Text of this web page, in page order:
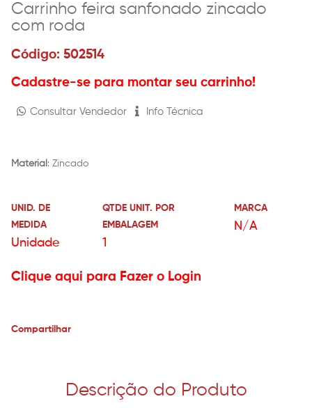
Carrinho feira sanfonado zincado
com roda
Código: 502514
Cadastre-se para montar seu carrinho!
Consultar Vendedor Info Técnica
Material : Zincado
UNID. DE
MEDIDA
Unidade
QTDE UNIT. POR
EMBALAGEM
1
MARCA
N/A
Clique aqui para Fazer o Login
Compartilhar
Descrição do Produto